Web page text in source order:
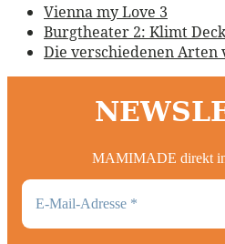
Vienna my Love 3
Burgtheater 2: Klimt
Die verschiedenen Arten
MAMIMADE direkt